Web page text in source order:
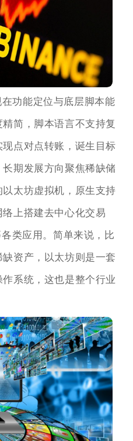
功能定位与底层脚本能
简，脚本语言不支持复
点对点转账，诞生目标
期发展方向聚焦稀缺储
太坊虚拟机，原生支持
上搭建去中心化交易
类应用。简单来说，比
资产，以太坊则是一套
系统，这也是整个行业